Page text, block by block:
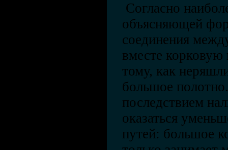
Согласно
объясняющей
соединения
вместе корковую
тому, как
большое
последствием
оказаться
путей: большое